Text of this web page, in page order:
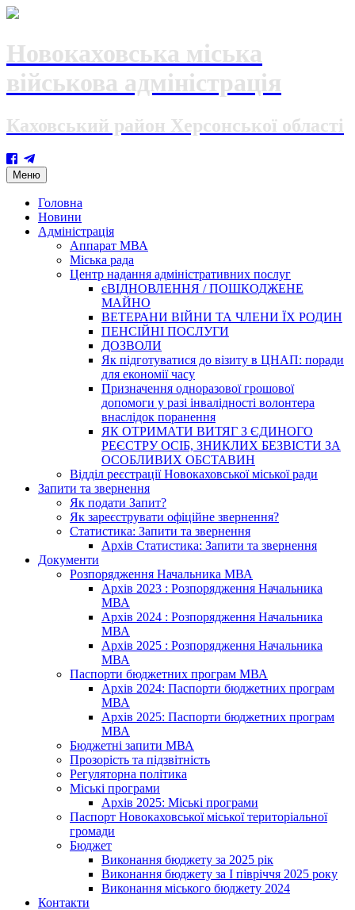
Новокаховська міська
військова адміністрація
Каховський район Херсонської області
Меню Skip
to
content
Головна
Новини
Адміністрація
Аппарат МВА
Міська рада
Центр надання адміністративних послуг
єВІДНОВЛЕННЯ / ПОШКОДЖЕНЕ
МАЙНО
ВЕТЕРАНИ ВІЙНИ ТА ЧЛЕНИ ЇХ РОДИН
ПЕНСІЙНІ ПОСЛУГИ
ДОЗВОЛИ
Як підготуватися до візиту в ЦНАП: поради
для економії часу
Призначення одноразової грошової
допомоги у разі інвалідності волонтера
внаслідок поранення
ЯК ОТРИМАТИ ВИТЯГ З ЄДИНОГО
РЕЄСТРУ ОСІБ, ЗНИКЛИХ БЕЗВІСТИ ЗА
ОСОБЛИВИХ ОБСТАВИН
Відділ реєстрації Новокаховської міської ради
Запити та звернення
Як подати Запит?
Як зареєструвати офіційне звернення?
Статистика: Запити та звернення
Архів Статистика: Запити та звернення
Документи
Розпорядження Начальника МВА
Архів 2023 : Розпорядження Начальника
МВА
Архів 2024 : Розпорядження Начальника
МВА
Архів 2025 : Розпорядження Начальника
МВА
Паспорти бюджетних програм МВА
Архів 2024: Паспорти бюджетних програм
МВА
Архів 2025: Паспорти бюджетних програм
МВА
Бюджетні запити МВА
Прозорість та підзвітність
Регуляторна політика
Міські програми
Архів 2025: Міські програми
Паспорт Новокаховської міської територіальної
громади
Бюджет
Виконання бюджету за 2025 рік
Виконання бюджету за І півріччя 2025 року
Виконання міського бюджету 2024
Контакти